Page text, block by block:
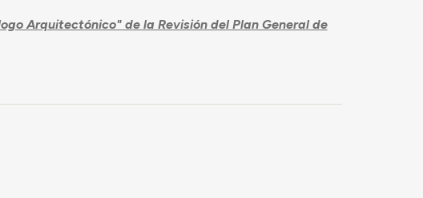
Arquitectónico" de la Revisión del Plan General de